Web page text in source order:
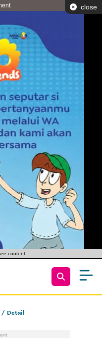
close
content
Detail